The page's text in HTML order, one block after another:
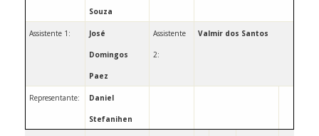
Souza
Assistente 1: José
Domingos
Paez
Assistente
2:
Valmir dos Santos
Representante: Daniel
Stefanihen